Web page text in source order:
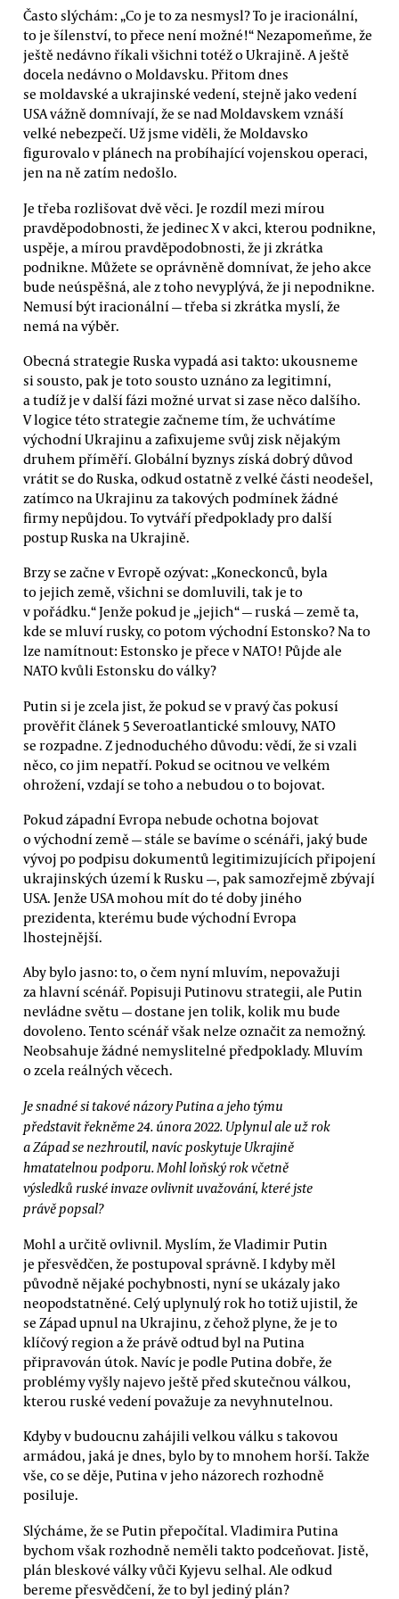
Často slýchám: „Co je to za nesmysl? To je iracionální,
to je šílenství, to přece není možné!“ Nezapomeňme, že
ještě nedávno říkali všichni totéž o Ukrajině. A ještě
docela nedávno o Moldavsku. Přitom dnes
se moldavské a ukrajinské vedení, stejně jako vedení
USA vážně domnívají, že se nad Moldavskem vznáší
velké nebezpečí. Už jsme viděli, že Moldavsko
figurovalo v plánech na probíhající vojenskou operaci,
jen na ně zatím nedošlo.
Je třeba rozlišovat dvě věci. Je rozdíl mezi mírou
pravděpodobnosti, že jedinec X v akci, kterou podnikne,
uspěje, a mírou pravděpodobnosti, že ji zkrátka
podnikne. Můžete se oprávněně domnívat, že jeho akce
bude neúspěšná, ale z toho nevyplývá, že ji nepodnikne.
Nemusí být iracionální — třeba si zkrátka myslí, že
nemá na výběr.
Obecná strategie Ruska vypadá asi takto: ukousneme
si sousto, pak je toto sousto uznáno za legitimní,
a tudíž je v další fázi možné urvat si zase něco dalšího.
V logice této strategie začneme tím, že uchvátíme
východní Ukrajinu a zafixujeme svůj zisk nějakým
druhem příměří. Globální byznys získá dobrý důvod
vrátit se do Ruska, odkud ostatně z velké části neodešel,
zatímco na Ukrajinu za takových podmínek žádné
firmy nepůjdou. To vytváří předpoklady pro další
postup Ruska na Ukrajině.
Brzy se začne v Evropě ozývat: „Koneckonců, byla
to jejich země, všichni se domluvili, tak je to
v pořádku.“ Jenže pokud je „jejich“ — ruská — země ta,
kde se mluví rusky, co potom východní Estonsko? Na to
lze namítnout: Estonsko je přece v NATO! Půjde ale
NATO kvůli Estonsku do války?
Putin si je zcela jist, že pokud se v pravý čas pokusí
prověřit článek 5 Severoatlantické smlouvy, NATO
se rozpadne. Z jednoduchého důvodu: vědí, že si vzali
něco, co jim nepatří. Pokud se ocitnou ve velkém
ohrožení, vzdají se toho a nebudou o to bojovat.
Pokud západní Evropa nebude ochotna bojovat
o východní země — stále se bavíme o scénáři, jaký bude
vývoj po podpisu dokumentů legitimizujících připojení
ukrajinských území k Rusku —, pak samozřejmě zbývají
USA. Jenže USA mohou mít do té doby jiného
prezidenta, kterému bude východní Evropa
lhostejnější.
Aby bylo jasno: to, o čem nyní mluvím, nepovažuji
za hlavní scénář. Popisuji Putinovu strategii, ale Putin
nevládne světu — dostane jen tolik, kolik mu bude
dovoleno. Tento scénář však nelze označit za nemožný.
Neobsahuje žádné nemyslitelné předpoklady. Mluvím
o zcela reálných věcech.
Je snadné si takové názory Putina a jeho týmu
představit řekněme 24. února 2022. Uplynul ale už rok
a Západ se nezhroutil, navíc poskytuje Ukrajině
hmatatelnou podporu. Mohl loňský rok včetně
výsledků ruské invaze ovlivnit uvažování, které jste
právě popsal?
Mohl a určitě ovlivnil. Myslím, že Vladimir Putin
je přesvědčen, že postupoval správně. I kdyby měl
původně nějaké pochybnosti, nyní se ukázaly jako
neopodstatněné. Celý uplynulý rok ho totiž ujistil, že
se Západ upnul na Ukrajinu, z čehož plyne, že je to
klíčový region a že právě odtud byl na Putina
připravován útok. Navíc je podle Putina dobře, že
problémy vyšly najevo ještě před skutečnou válkou,
kterou ruské vedení považuje za nevyhnutelnou.
Kdyby v budoucnu zahájili velkou válku s takovou
armádou, jaká je dnes, bylo by to mnohem horší. Takže
vše, co se děje, Putina v jeho názorech rozhodně
posiluje.
Slýcháme, že se Putin přepočítal. Vladimira Putina
bychom však rozhodně neměli takto podceňovat. Jistě,
plán bleskové války vůči Kyjevu selhal. Ale odkud
bereme přesvědčení, že to byl jediný plán?